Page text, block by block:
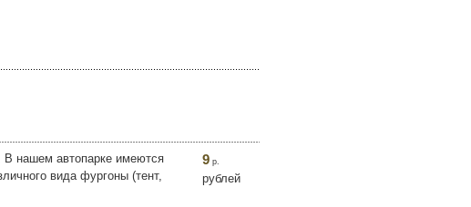
В нашем автопарке имеются
вида фургоны (тент,
9 р.
рублей